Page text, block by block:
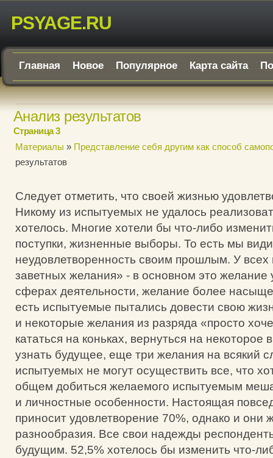
PSYAGE.RU
Главная Новое Популярное Карта сайта
Анализ результатов
Страница 3
Материалы » Представление себя другим как способ
результатов
Следует отметить, что своей жизнью
Никому из испытуемых не удалось
хотелось. Многие хотели бы что-либо
поступки, жизненные выборы. То есть мы
неудовлетворенность своим прошлым. У
заветных желания» - в основном это желание
сферах деятельности, желание более
есть испытуемые пытались довести свою
и некоторые желания из разряда «просто
кататься на коньках, вернуться на
узнать будущее, еще три желания на всякий
испытуемых не могут осуществить все, что
общем добиться желаемого испытуемым
и личностные особенности. Настоящая
приносит удовлетворение 70%, однако и они
разнообразия. Все свои надежды
будущим. 52,5% хотелось бы изменить что-